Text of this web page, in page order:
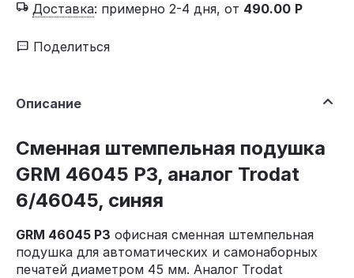
Доставка: примерно 2-4 дня, от 490.00 Р
Поделиться
Описание
Сменная штемпельная подушка
GRM 46045 P3, аналог Trodat
6/46045, синяя
GRM 46045 P3 офисная сменная штемпельная
подушка для автоматических и самонаборных
печатей диаметром 45 мм. Аналог Trodat